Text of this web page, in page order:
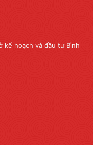
kế hoạch và đầu tư Bình